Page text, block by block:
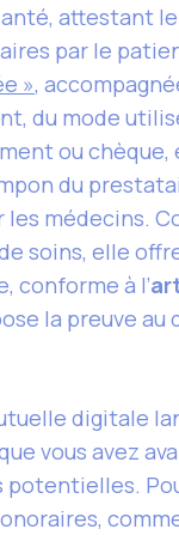
attestant
par le
»,
du mode
ou chèque,
du
les médecins.
soins, elle
conforme à l’
la preuve au
digitale
vous avez